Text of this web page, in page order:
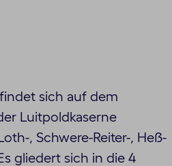
sich auf dem
Luitpoldkaserne
, Schwere-Reiter-, Heß-
gliedert sich in die 4